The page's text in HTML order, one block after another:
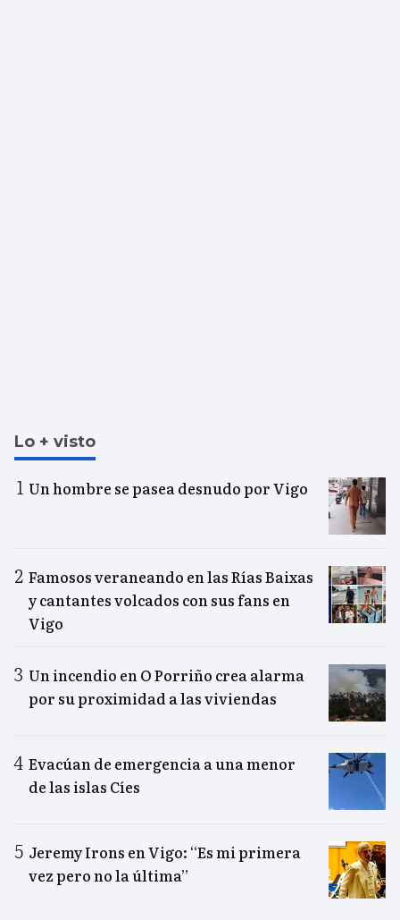
Lo + visto
Un hombre se pasea desnudo por Vigo
Famosos veraneando en las Rías Baixas
y cantantes volcados con sus fans en
Vigo
Un incendio en O Porriño crea alarma
por su proximidad a las viviendas
Evacúan de emergencia a una menor
de las islas Cíes
Jeremy Irons en Vigo: “Es mi primera
vez pero no la última”